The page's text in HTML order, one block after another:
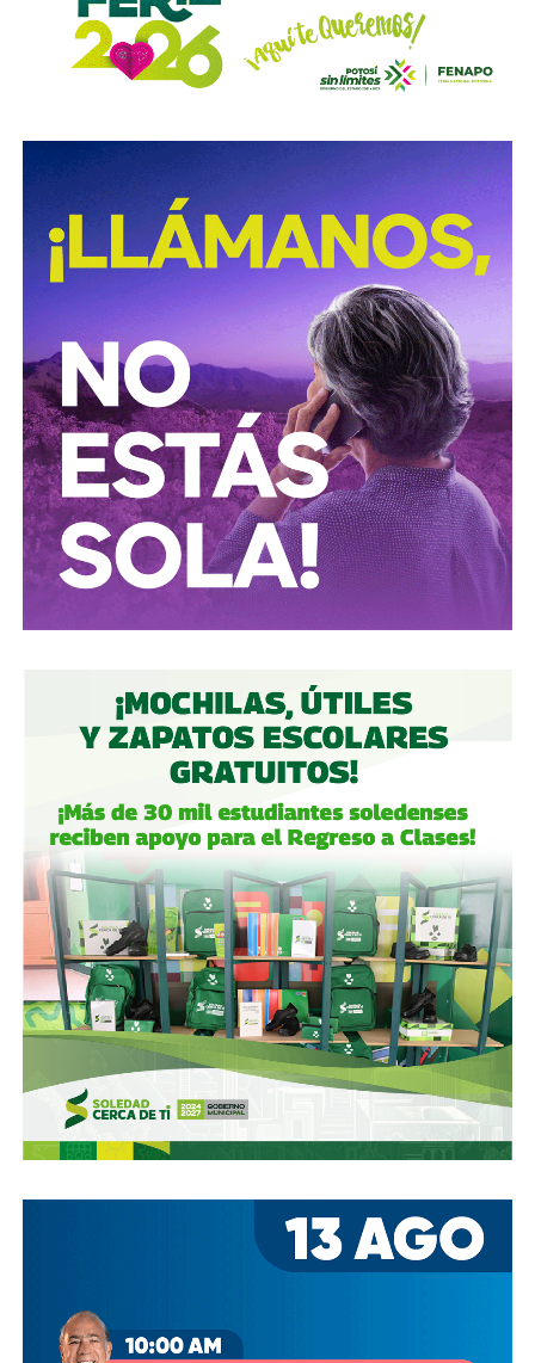
para esclarecer los hechos captados en un video
difundido en redes sociales, en el que presuntamente
aparecen elementos de la corporación, caso que también
También lee:
Agencias de viaje de SLP ya reciben
reservas para la Fenapo